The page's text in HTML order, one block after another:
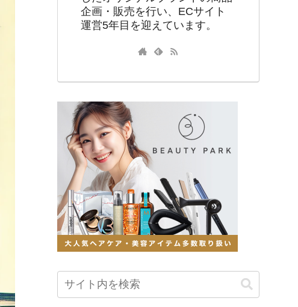
企画・販売を行い、ECサイト
運営5年目を迎えています。